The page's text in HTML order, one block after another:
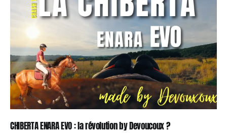
CHIBERTA ENARA EVO : la révolution by Devoucoux ?